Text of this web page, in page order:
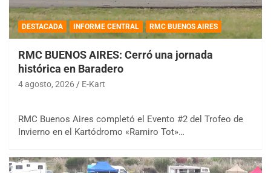
DESTACADA INFORME CENTRAL RMC BUENOS AIRES
RMC BUENOS AIRES: Cerró una jornada
histórica en Baradero
4 agosto, 2026 E-Kart
RMC Buenos Aires completó el Evento #2 del Trofeo de
Invierno en el Kartódromo «Ramiro Tot»…